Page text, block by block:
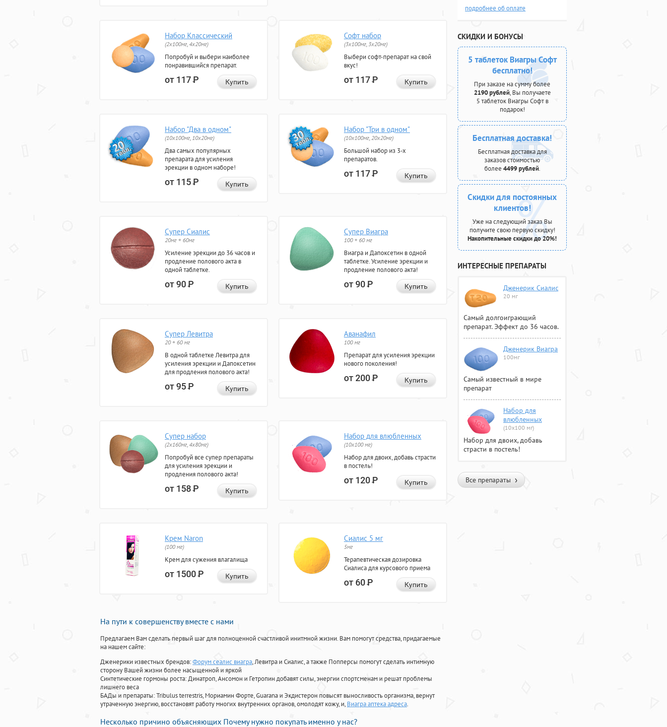
Набор Классический
(2x100мг, 4x20мг)
Попробуй и выбери наиболее
понравившийся препарат.
от 117Р Купить
Софт набор
(3x100мг, 3x20мг)
Выбери софт-препарат на свой
вкус!
от 117Р Купить
Набор "Два в одном"
(10x100мг, 10x20мг)
Два самых популярных
препарата для усиления
эрекции в одном наборе!
от 115Р Купить
Набор "Три в одном"
(10x100мг, 20x20мг)
Большой набор из 3-х
препаратов.
от 117Р Купить
Супер Сиалис
20мг + 60мг
Усиление эрекции до 36 часов и
продление полового акта в
одной таблетке.
от 90Р Купить
Супер Виагра
100 + 60 мг
Виагра и Дапоксетин в одной
таблетке. Усиление эрекции и
продление полового акта!
от 90Р Купить
Супер Левитра
20 + 60 мг
В одной таблетке Левитра для
усиления эрекции и Дапоксетин
для продления полового акта!
от 95Р Купить
Аванафил
100 мг
Препарат для усиления эрекции
нового поколения!
от 200Р Купить
Супер набор
(2х160мг, 4х80мг)
Попробуй все супер препараты
для усиления эрекции и
продления полового акта!
от 158Р Купить
Набор для влюбленных
(10х100 мг)
Набор для двоих, добавь страсти
в постель!
от 120Р Купить
Крем Naron
(100 мг)
Крем для сужения влагалища
от 1500Р Купить
Сиалис 5 мг
5мг
Терапевтическая дозировка
Сиалиса для курсового приема
от 60Р Купить
На пути к совершенству вместе с нами
Предлагаем Вам сделать первый шаг для полноценной счастливой инитмной жизни. Вам помогут средства, придагаемые
на нашем сайте:
Дженерики известных брендов:Форум сеалис виагра, Левитра и Сиалис, а также Попперсы помогут сделать интимную
сторону Вашей жизни более насыщенной и яркой
Синтетические гормоны роста: Динатроп, Ансомон и Гетропин добавят силы, энергии спортсменам и решат проблемы
лишнего веса
БАДы и препараты:Tribulus terrestris, Мориамин Форте, Guarana и Экдистерон повысят выносливость организма, вернут
утраченную энергию, восстановят работу многих внутренних органов, омолодят кожу, и, Виагра аптека адреса.
Несколько причино объясняющих Почему нужно покупать именно у нас?
подробнее об оплате
СКИДКИ И БОНУСЫ
5 таблеток Виагры Софт
бесплатно!
При заказе на сумму более
2190 рублей, Вы получаете
5 таблеток Виагры Софт в
подарок!
Бесплатная доставка!
Бесплатная доставка для
заказов стоимостью
более 4499 рублей.
Скидки для постоянных
клиентов!
Уже на следующий заказ Вы
получите свою первую скидку!
Накопительные скидки до 20%!
ИНТЕРЕСНЫЕ ПРЕПАРАТЫ
Дженерик Сиалис
20 мг
Самый долгоиграющий
препарат. Эффект до 36 часов.
Дженерик Виагра
100мг
Самый известный в мире
препарат
Набор для
влюбленных
(10х100 мг)
Набор для двоих, добавь
страсти в постель!
Все препараты